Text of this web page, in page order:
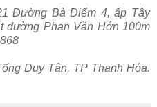
Đường Bà Điểm 4, ấp Tây
đường Phan Văn Hớn 100m
Duy Tân, TP Thanh Hóa.